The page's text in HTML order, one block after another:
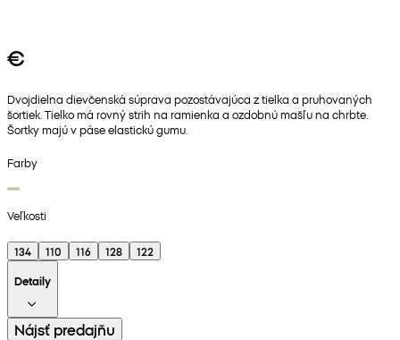
€
Dvojdielna dievčenská súprava pozostávajúca z tielka a pruhovaných
šortiek. Tielko má rovný strih na ramienka a ozdobnú mašľu na chrbte.
Šortky majú v páse elastickú gumu.
Farby
Veľkosti
134 110 116 128
122
Detaily
Nájsť predajňu